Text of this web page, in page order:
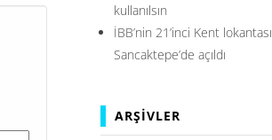
kullanılsın
İBB’nin 21’inci Kent lokantası
Sancaktepe’de açıldı
ARŞIVLER